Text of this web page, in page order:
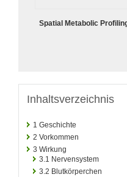
Spatial Metabolic
Inhaltsverzeichnis
1 Geschichte
2 Vorkommen
3 Wirkung
3.1 Nervensystem
3.2 Blutkörperchen